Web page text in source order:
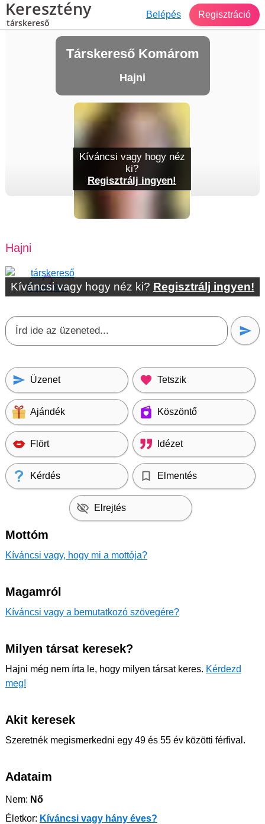
Keresztény
társkereső
Belépés Regisztráció
Társkereső Komárom
Hajni
Hajni
Kíváncsi vagy hogy néz ki? Regisztrálj ingyen!
Üzenet Tetszik
Ajándék Köszöntő
Flört Idézet
Kérdés Elmentés
Elrejtés
Mottóm
Kíváncsi vagy, hogy mi a mottója?
Magamról
Kíváncsi vagy a bemutatkozó szövegére?
Milyen társat keresek?
Hajni még nem írta le, hogy milyen társat keres. Kérdezd
meg!
Akit keresek
Szeretnék megismerkedni egy 49 és 55 év közötti férfival.
Adataim
Nem: Nő
Életkor: Kíváncsi vagy hány éves?
Kíváncsi vagy hogy néz
ki?
Regisztrálj ingyen!